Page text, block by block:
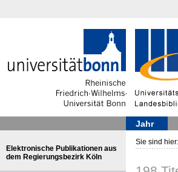
Jahr
Elektronische Publikationen aus
dem Regierungsbezirk Köln
Sie sind hier: